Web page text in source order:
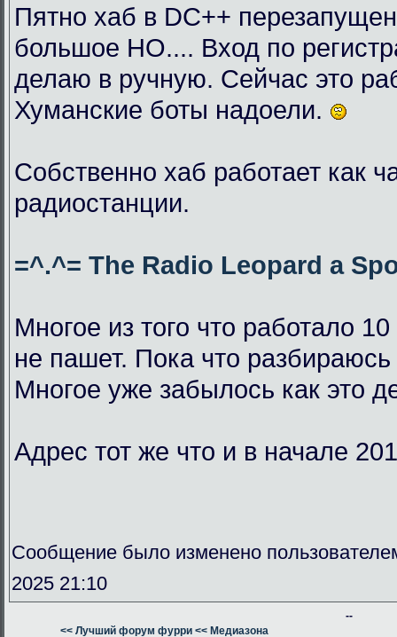
Пятно хаб в DC++
большое НО.... Вход по
делаю в ручную. Сейчас это
Хуманские боты надоели.
Собственно хаб работает как
радиостанции.
=^.^= The Radio Leopard a
Многое из того что работало
не пашет. Пока что
Многое уже забылось как это
Адрес тот же что и в начале
Сообщение было изменено
2025 21:10
--
<< Лучший форум фурри << Медиазона